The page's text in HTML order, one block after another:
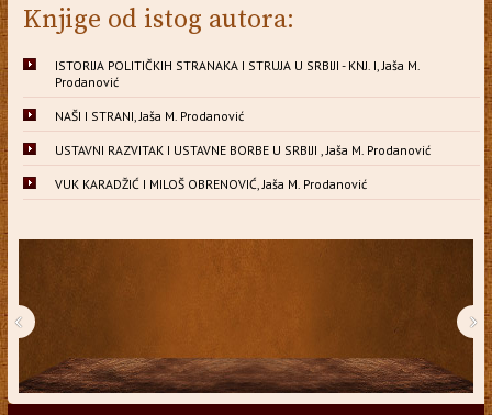
Knjige od istog autora:
ISTORIJA POLITIČKIH STRANAKA I STRUJA U SRBIJI - KNJ. I, Jaša M.
Prodanović
NAŠI I STRANI, Jaša M. Prodanović
USTAVNI RAZVITAK I USTAVNE BORBE U SRBIJI , Jaša M. Prodanović
VUK KARADŽIĆ I MILOŠ OBRENOVIĆ, Jaša M. Prodanović
‹ ›